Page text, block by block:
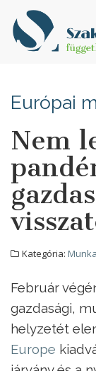
Európai
Nem
Kategória:
Február
gazdasági,
helyzetét
Europe